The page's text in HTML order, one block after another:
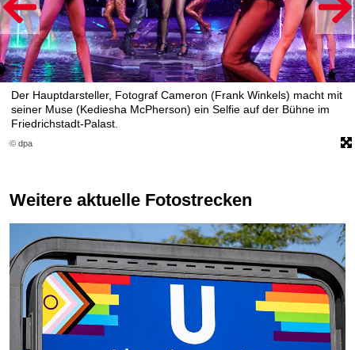
© dpa
Der Hauptdarsteller, Fotograf Cameron (Frank Winkels) macht mit
seiner Muse (Kediesha McPherson) ein Selfie auf der Bühne im
Friedrichstadt-Palast.
Weitere aktuelle Fotostrecken